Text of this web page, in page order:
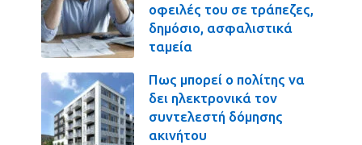
οφειλές του σε τράπεζες,
δημόσιο, ασφαλιστικά
ταμεία
Πως μπορεί ο πολίτης να
δει ηλεκτρονικά τον
συντελεστή δόμησης
ακινήτου